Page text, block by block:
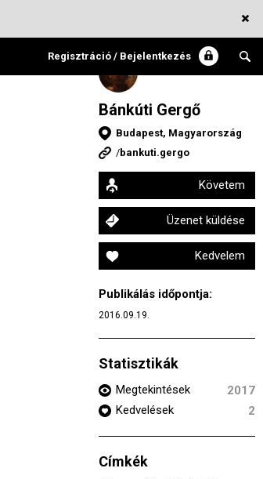
Regisztráció / Bejelentkezés
Bánkúti Gergő
Budapest, Magyarország
/bankuti.gergo
Követem
Üzenet küldése
Kedvelem
Publikálás időpontja:
2016.09.19.
Statisztikák
Megtekintések
2017
Kedvelések
2
Címkék